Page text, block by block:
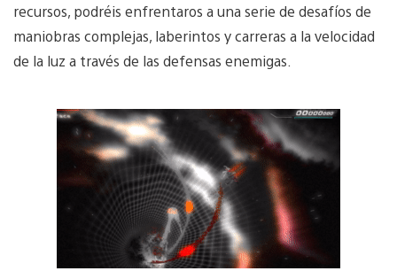
recursos, podréis enfrentaros a una serie de desafíos de
maniobras complejas, laberintos y carreras a la velocidad
de la luz a través de las defensas enemigas.